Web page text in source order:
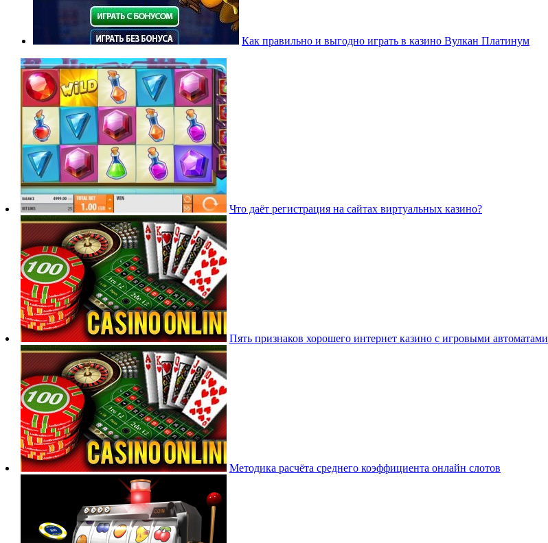
Как правильно и выгодно играть в казино Вулкан Платинум
Что даёт регистрация на сайтах виртуальных казино?
Пять признаков хорошего интернет казино с игровыми автоматами
Методика расчёта среднего коэффициента онлайн слотов